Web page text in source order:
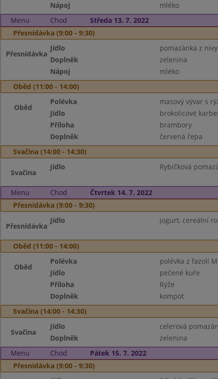
Nápoj
mléko
Menu
Chod
Středa 13. 7. 2022
Přesnídávka (9:00 - 9:30)
Přesnídávka
Jídlo
pomazánka z
Doplněk
zelenina
Nápoj
mléko
Oběd (11:00 - 14:00)
Oběd
Polévka
masový vývar s
Jídlo
brokolicové
Příloha
brambory
Doplněk
červená řepa
Svačina (14:00 - 14:30)
Svačina
Jídlo Rybičková
Menu Chod
Čtvrtek 14. 7. 2022
Přesnídávka (9:00 - 9:30)
Přesnídávka
Jídlo jogurt, cereální
Oběd (11:00 - 14:00)
Oběd
Polévka
polévka z fazolí
Jídlo
pečené kuře
Příloha
Rýže
Doplněk
kompot
Svačina (14:00 - 14:30)
Svačina
Jídlo
celerová
Doplněk
zelenina
Menu
Chod
Pátek 15. 7. 2022
Přesnídávka (9:00 - 9:30)